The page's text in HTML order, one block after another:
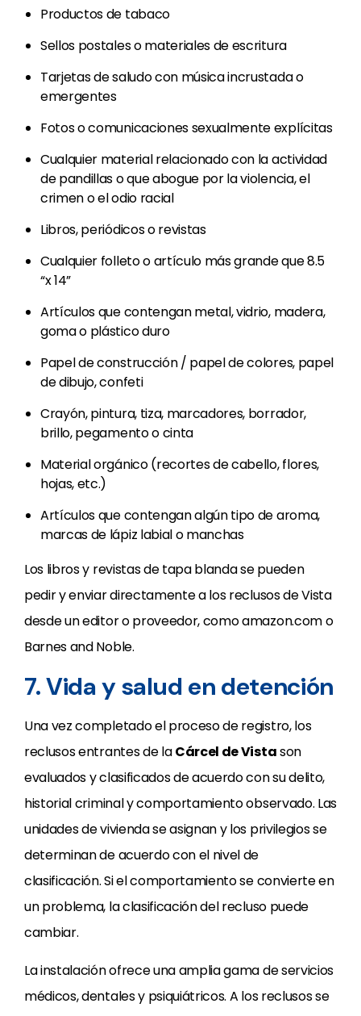
Productos de tabaco
Sellos postales o materiales de escritura
Tarjetas de saludo con música incrustada o
emergentes
Fotos o comunicaciones sexualmente explícitas
Cualquier material relacionado con la actividad
de pandillas o que abogue por la violencia, el
crimen o el odio racial
Libros, periódicos o revistas
Cualquier folleto o artículo más grande que 8.5
“x 14”
Artículos que contengan metal, vidrio, madera,
goma o plástico duro
Papel de construcción / papel de colores, papel
de dibujo, confeti
Crayón, pintura, tiza, marcadores, borrador,
brillo, pegamento o cinta
Material orgánico (recortes de cabello, flores,
hojas, etc.)
Artículos que contengan algún tipo de aroma,
marcas de lápiz labial o manchas
Los libros y revistas de tapa blanda se pueden
pedir y enviar directamente a los reclusos de Vista
desde un editor o proveedor, como amazon.com o
Barnes and Noble.
7. Vida y salud en detención
Una vez completado el proceso de registro, los
reclusos entrantes de laCárcel de Vistason
evaluados y clasificados de acuerdo con su delito,
historial criminal y comportamiento observado. Las
unidades de vivienda se asignan y los privilegios se
determinan de acuerdo con el nivel de
clasificación. Si el comportamiento se convierte en
un problema, la clasificación del recluso puede
cambiar.
La instalación ofrece una amplia gama de servicios
médicos, dentales y psiquiátricos. A los reclusos se